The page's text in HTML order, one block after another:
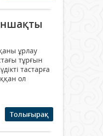
ұрлау
тұрғын
тастарға
ол
Толығырақ